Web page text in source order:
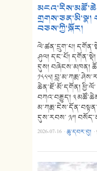
བཅས་ཀྱི་སྐོར།
ལེ་ཚན་དྲུག་པ།
ཤུལ། དང་པོ།
དུས། བཞེངས་མཁན།
༡༨༨༥།
ཆེན་ཇོ་མོ་དགོན།
བཀའ་བརྒྱུད། ༣
དུས་རབས་ ༡༩།
2026-07-16 ·ཆུ་དབར་བུ། ·